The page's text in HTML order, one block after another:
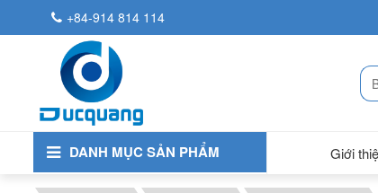
+84-914 814 114
DANH MỤC SẢN PHẨM Giới